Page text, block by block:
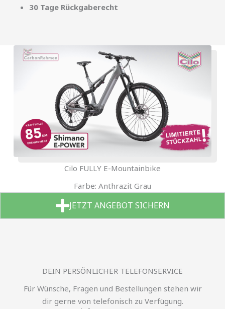
30 Tage Rückgaberecht
Cilo FULLY E-Mountainbike
Farbe: Anthrazit Grau
JETZT ANGEBOT SICHERN
DEIN PERSÖNLICHER TELEFONSERVICE
Für Wünsche, Fragen und Bestellungen stehen wir
dir gerne von telefonisch zu Verfügung.